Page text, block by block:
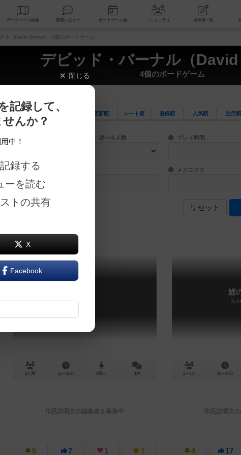
データベース 検索 新着レビュー ボードゲーム会 コミュニティ 掲
ル（David Bernal） 4個のボードゲーム
デビッド・バーナル（David
4個のボードゲーム
更新順 レート順 登録順 人気順 注目順
ス名を対象にフリーワード検索ができます。
ザイナー名を指定して検索できます。
ザイナー プレイ対象人数に含まれるボードゲームを指定します。
遊べる人数 目安となる所要時間を
プレイ時間
世界観や登場人物などモチーフ・ストーリーを指定することができます。直感的にゲ
テーマ/フレーバー ゲーム性を構成するコ
メカニクス
リセット
Tholos
2人用 15～25分 9歳～ 1件
作品説明文の編集者を募集中
5 7 1 1
鯉
2～5人 20～40分
作品説明文
4 17
閉じる
記録して、
んか？
中！
録する
ーを読む
トの共有
X
Facebook